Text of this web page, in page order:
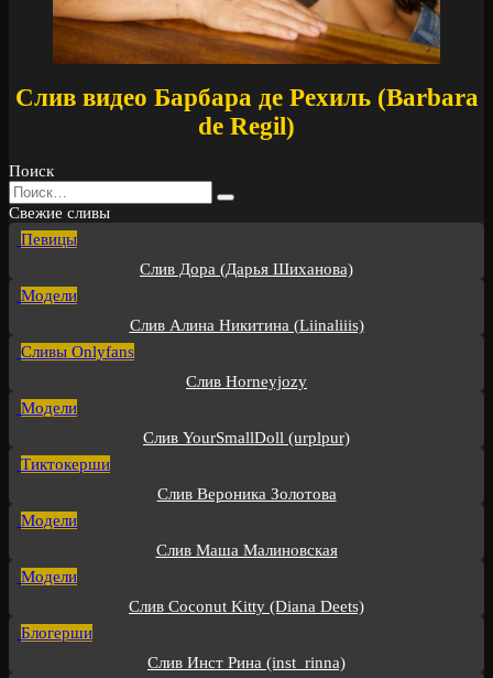
Слив видео Барбара де Рехиль (Barbara
de Regil)
Поиск
Search
for:
Свежие сливы
Певицы
Слив Дора (Дарья Шиханова)
Модели
Слив Алина Никитина (Liinaliiis)
Сливы Onlyfans
Слив Horneyjozy
Модели
Слив YourSmallDoll (urplpur)
Тиктокерши
Слив Вероника Золотова
Модели
Слив Маша Малиновская
Модели
Слив Coconut Kitty (Diana Deets)
Блогерши
Слив Инст Рина (inst_rinna)